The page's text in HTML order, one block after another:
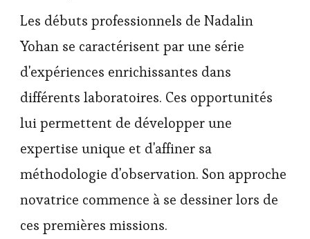
Les débuts professionnels de Nadalin
Yohan se caractérisent par une série
d'expériences enrichissantes dans
différents laboratoires. Ces opportunités
lui permettent de développer une
expertise unique et d'affiner sa
méthodologie d'observation. Son approche
novatrice commence à se dessiner lors de
ces premières missions.